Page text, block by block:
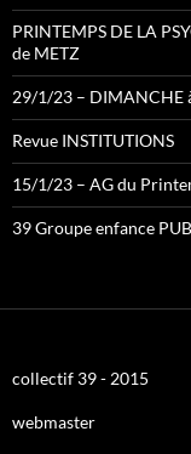
PRINTEMPS DE LA
de METZ
29/1/23 – DIMANCHE
Revue INSTITUTIONS
15/1/23 – AG du
39 Groupe enfance
collectif 39 - 2015
webmaster